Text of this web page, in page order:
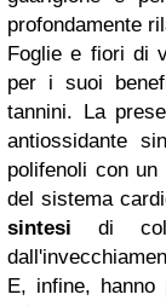
profondamente
Foglie e fiori di
per i suoi
tannini. La
antiossidante
polifenoli con
del sistema
sintesi di
E, infine, hanno